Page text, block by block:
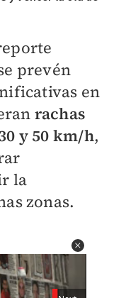
prevén
en
rachas
y 50 km/h,
la
zonas.